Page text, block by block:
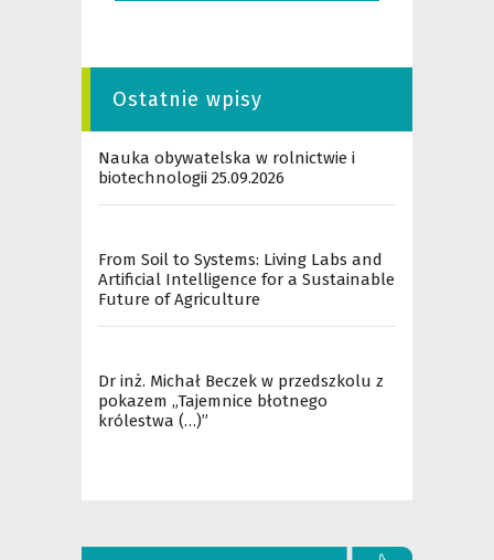
Ostatnie wpisy
Nauka obywatelska w rolnictwie i
biotechnologii 25.09.2026
From Soil to Systems: Living Labs and
Artificial Intelligence for a Sustainable
Future of Agriculture
Dr inż. Michał Beczek w przedszkolu z
pokazem „Tajemnice błotnego
królestwa (…)”